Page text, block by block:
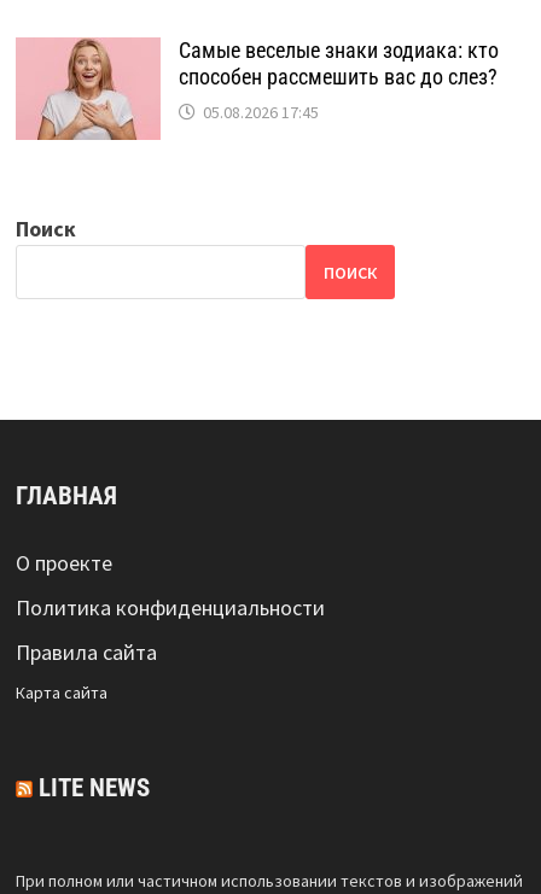
Самые веселые знаки зодиака: кто
способен рассмешить вас до слез?
05.08.2026 17:45
Поиск
ПОИСК
ГЛАВНАЯ
О проекте
Политика конфиденциальности
Правила сайта
Карта сайта
LITE NEWS
При полном или частичном использовании текстов и изображений